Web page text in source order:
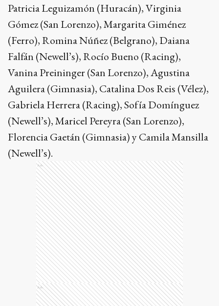
Patricia Leguizamón (Huracán), Virginia
Gómez (San Lorenzo), Margarita Giménez
(Ferro), Romina Núñez (Belgrano), Daiana
Falfán (Newell’s), Rocío Bueno (Racing),
Vanina Preininger (San Lorenzo), Agustina
Aguilera (Gimnasia), Catalina Dos Reis (Vélez),
Gabriela Herrera (Racing), Sofía Domínguez
(Newell’s), Maricel Pereyra (San Lorenzo),
Florencia Gaetán (Gimnasia) y Camila Mansilla
(Newell’s).
Ads
Ads